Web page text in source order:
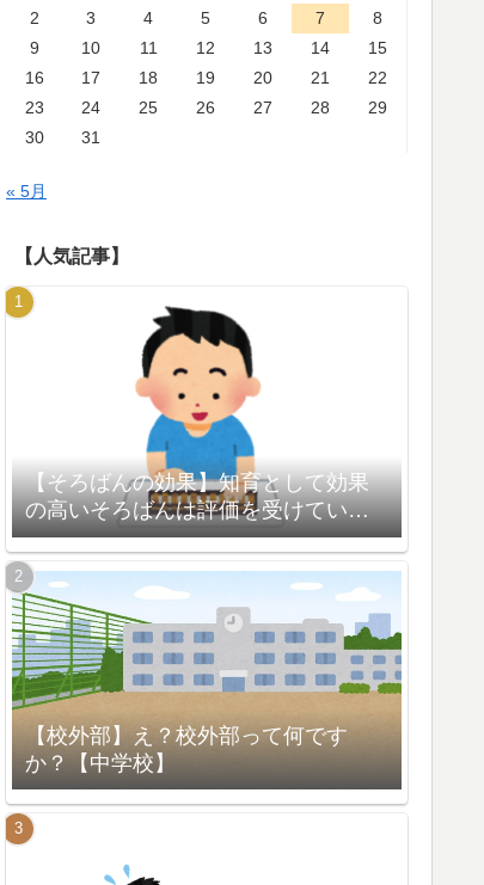
2
3 4 5 6 7
8
9
10 11 12 13 14
15
16
17 18 19 20 21
22
23
24 25 26 27 28
29
30
31
« 5月
【人気記事】
【そろばんの効果】知育として効果
の高いそろばんは評価を受けている
【脳の活性化】
【校外部】え？校外部って何です
か？【中学校】